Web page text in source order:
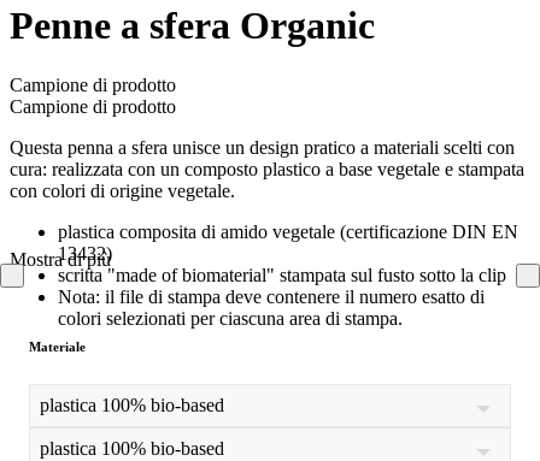
Penne a sfera Organic
Campione di prodotto
Campione di prodotto
Questa penna a sfera unisce un design pratico a materiali scelti con
cura: realizzata con un composto plastico a base vegetale e stampata
con colori di origine vegetale.
plastica composita di amido vegetale (certificazione DIN EN
13432)
scritta "made of biomaterial" stampata sul fusto sotto la clip
Nota: il file di stampa deve contenere il numero esatto di
colori selezionati per ciascuna area di stampa.
Mostra di più
Materiale
plastica 100% bio-based
plastica 100% bio-based